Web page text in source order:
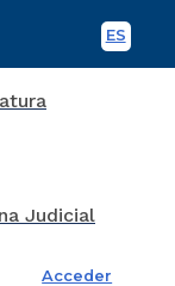
ES
Acceder